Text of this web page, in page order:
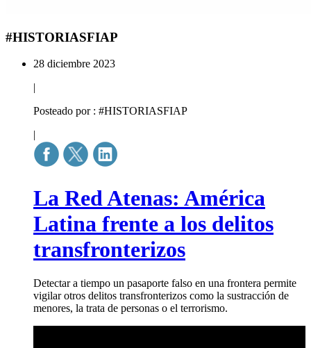
#HISTORIASFIAP
28 diciembre 2023
|
Posteado por : #HISTORIASFIAP
|
La Red Atenas: América
Latina frente a los delitos
transfronterizos
Detectar a tiempo un pasaporte falso en una frontera permite
vigilar otros delitos transfronterizos como la sustracción de
menores, la trata de personas o el terrorismo.